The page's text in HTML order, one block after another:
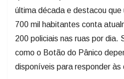
última década e destacou
700 mil habitantes conta
200 policiais nas ruas por dia.
como o Botão do Pânico
disponíveis para responder às